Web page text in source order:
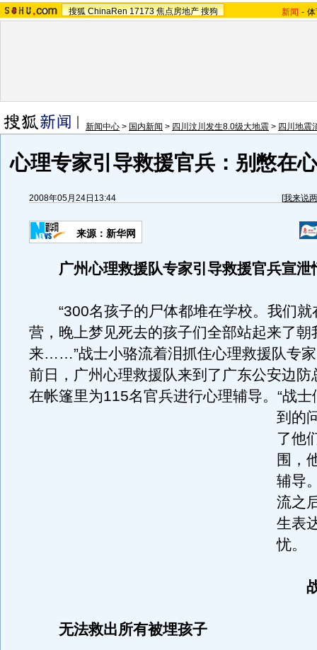
搜狐 ChinaRen 17173 焦点房地产 搜狗 新闻 -
新闻中心 > 国内新闻 > 四川汶川发生8.0级大地震 > 四川地震
心理专家引导救援官兵：别憋在
2008年05月24日13:44 [我来说
来源：新华网
广州心理救援队专家引导救援官兵宣泄
“300名孩子的尸体都堆在学校。我们就
营，晚上梦见死去的孩子们全部站起来了朝
来……”战士小骆流着泪抓住心理救援队专
前日，广州心理救援队来到了广东公安边防
在帐篷里为115名官兵进行心理辅导。 “战
到的
了他
围，
辅导
流之
生表
忧。
无法救出所有被埋孩子